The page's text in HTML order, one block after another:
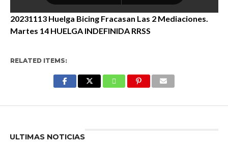
20231113 Huelga Bicing Fracasan Las 2 Mediaciones.
Martes 14 HUELGA INDEFINIDA RRSS
RELATED ITEMS:
ULTIMAS NOTICIAS